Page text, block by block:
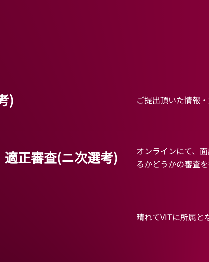
) ご提出頂いた情報
正審査(ニ次選考)
オンラインにて、
るかどうかの審査を
晴れてVITに所属と